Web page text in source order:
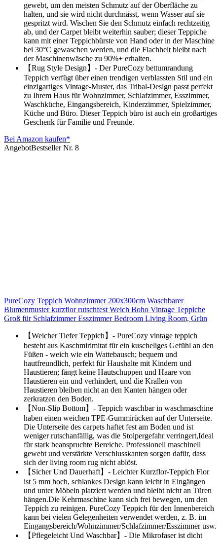
gewebt, um den meisten Schmutz auf der Oberfläche zu
halten, und sie wird nicht durchnässt, wenn Wasser auf sie
gespritzt wird. Wischen Sie den Schmutz einfach rechtzeitig
ab, und der Carpet bleibt weiterhin sauber; dieser Teppiche
kann mit einer Teppichbürste von Hand oder in der Maschine
bei 30°C gewaschen werden, und die Flachheit bleibt nach
der Maschinenwäsche zu 90%+ erhalten.
【Rug Style Design】- Der PureCozy bettumrandung
Teppich verfügt über einen trendigen verblassten Stil und ein
einzigartiges Vintage-Muster, das Tribal-Design passt perfekt
zu Ihrem Haus für Wohnzimmer, Schlafzimmer, Esszimmer,
Waschküche, Eingangsbereich, Kinderzimmer, Spielzimmer,
Küche und Büro. Dieser Teppich büro ist auch ein großartiges
Geschenk für Familie und Freunde.
Bei Amazon kaufen*
AngebotBestseller Nr. 8
PureCozy Teppich Wohnzimmer 200x300cm Waschbarer
Blumenmuster kurzflor rutschfest Weich Boho Vintage Teppiche
Groß für Schlafzimmer Esszimmer Bedroom Living Room, Grün
【Weicher Tiefer Teppich】- PureCozy vintage teppich
besteht aus Kaschmirimitat für ein kuscheliges Gefühl an den
Füßen - weich wie ein Wattebausch; bequem und
hautfreundlich, perfekt für Haushalte mit Kindern und
Haustieren; fängt keine Hautschuppen und Haare von
Haustieren ein und verhindert, und die Krallen von
Haustieren bleiben nicht an den Kanten hängen oder
zerkratzen den Boden.
【Non-Slip Bottom】- Teppich waschbar in waschmaschine
haben einen weichen TPE-Gummirücken auf der Unterseite.
Die Unterseite des carpets haftet fest am Boden und ist
weniger rutschanfällig, was die Stolpergefahr verringert,Ideal
für stark beanspruchte Bereiche. Professionell maschinell
gewebt und verstärkte Verschlusskanten sorgen dafür, dass
sich der living room rug nicht ablöst.
【Sicher Und Dauerhaft】- Leichter Kurzflor-Teppich Flor
ist 5 mm hoch, schlankes Design kann leicht in Eingängen
und unter Möbeln platziert werden und bleibt nicht an Türen
hängen.Die Kehrmaschine kann sich frei bewegen, um den
Teppich zu reinigen. PureCozy Teppich für den Innenbereich
kann bei vielen Gelegenheiten verwendet werden, z. B. im
Eingangsbereich/Wohnzimmer/Schlafzimmer/Esszimmer usw.
【Pflegeleicht Und Waschbar】- Die Mikrofaser ist dicht